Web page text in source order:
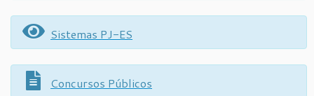
Sistemas PJ-ES
Concursos Públicos